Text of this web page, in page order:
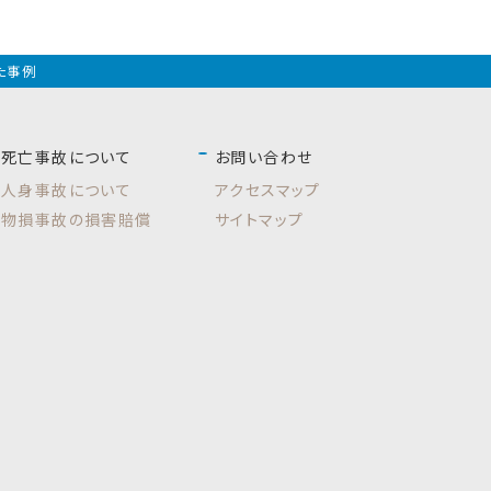
事例
死亡事故について
人身事故について
物損事故の損害賠償
お問い合わせ
アクセスマップ
サイトマップ